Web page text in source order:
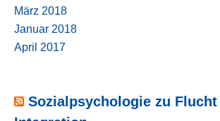
März 2018
Januar 2018
April 2017
Sozialpsychologie zu Flucht